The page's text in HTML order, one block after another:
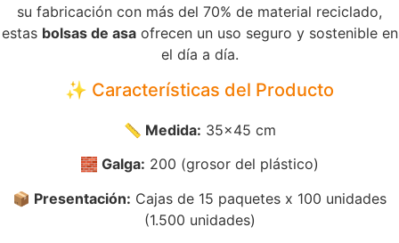
su fabricación con más del 70% de material reciclado,
estas bolsas de asaofrecen un uso seguro y sostenible en
el día a día.
✨ Características del Producto
📏 Medida: 35×45 cm
🧱 Galga: 200 (grosor del plástico)
📦 Presentación: Cajas de 15 paquetes x 100 unidades
(1.500 unidades)